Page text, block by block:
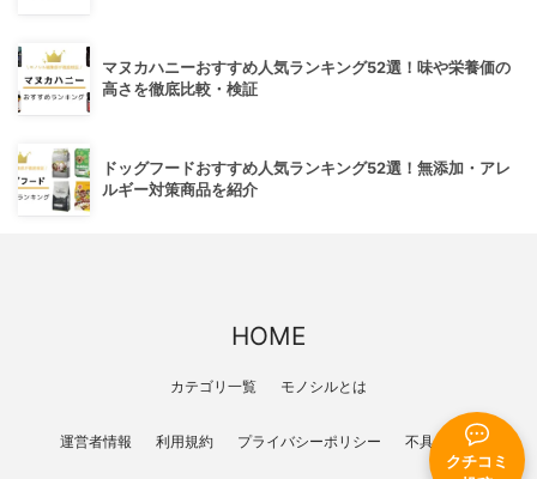
クチコミ
マヌカハニーおすすめ人気ランキング52選！味や栄養価の
高さを徹底比較・検証
ドッグフードおすすめ人気ランキング52選！無添加・アレ
ルギー対策商品を紹介
HOME
カテゴリ一覧 モノシルとは
運営者情報 利用規約 プライバシーポリシー 不具合報告